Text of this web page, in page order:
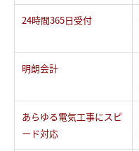
24時間365日受付
明朗会計
あらゆる電気工事にスピ
ード対応